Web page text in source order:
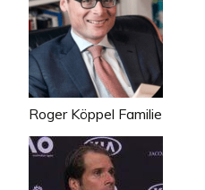
Roger Köppel Familie